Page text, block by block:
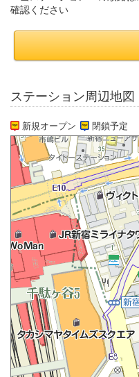
確認ください
ステーション周辺地図
新規オープン 閉鎖予定